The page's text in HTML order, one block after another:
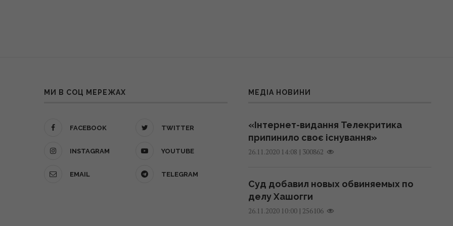
МИ В СОЦ МЕРЕЖАХ
FACEBOOK TWITTER
INSTAGRAM YOUTUBE
EMAIL TELEGRAM
МЕДІА НОВИНИ
«Інтернет-видання Телекритика
припинило своє існування»
26.11.2020 14:08 | 300862
Суд добавил новых обвиняемых по
делу Хашогги
26.11.2020 10:00| 256106